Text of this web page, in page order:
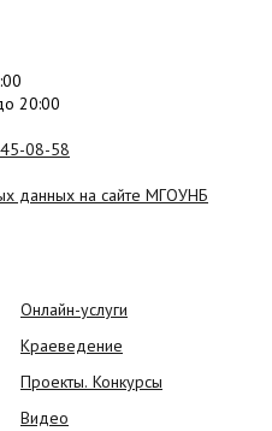
20:00
45-08-58
данных на сайте МГОУНБ
Онлайн-услуги
Краеведение
Проекты. Конкурсы
Видео